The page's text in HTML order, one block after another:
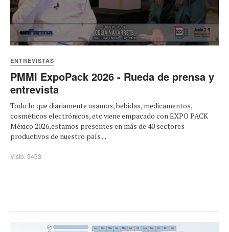
ENTREVISTAS
PMMI ExpoPack 2026 - Rueda de prensa y
entrevista
Todo lo que diariamente usamos, bebidas, medicamentos,
cosméticos electrónicos, etc viene empacado con EXPO PACK
México 2026,estamos presentes en más de 40 sectores
productivos de nuestro país ...
Visto: 3433